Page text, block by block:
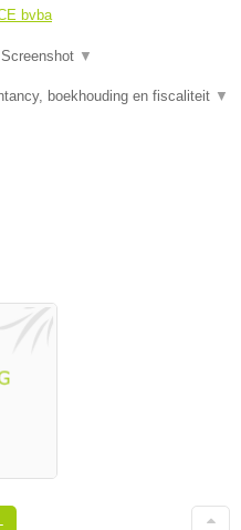
bvba
Screenshot ▼
boekhouding en fiscaliteit ▼